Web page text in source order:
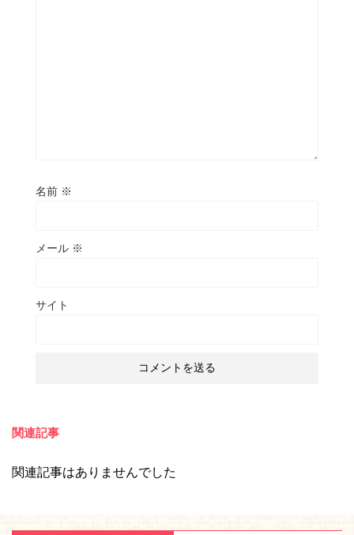
名前 ※
メール ※
サイト
関連記事
関連記事はありませんでした